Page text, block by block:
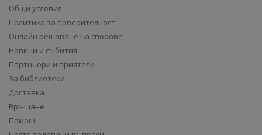
Общи условия
Политика за поверителност
Онлайн решаване на спорове
Новини и събития
Партньори и приятели
За библиотеки
Доставка
Връщане
Помощ